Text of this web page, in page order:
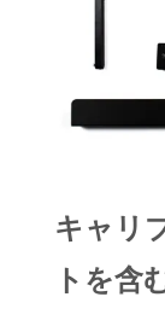
キャリ
トを含